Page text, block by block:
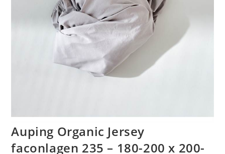
Auping Organic Jersey
faconlagen 235 – 180-200 x 200-